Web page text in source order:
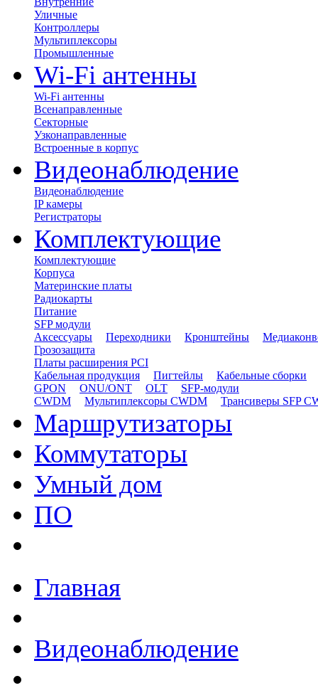
Уличные
Контроллеры
Мультиплексоры
Промышленные
Wi-Fi антенны
Wi-Fi антенны
Всенаправленные
Секторные
Узконаправленные
Встроенные в корпус
Видеонаблюдение
Видеонаблюдение
IP камеры
Регистраторы
Комплектующие
Комплектующие
Корпуса
Материнские платы
Радиокарты
Питание
SFP модули
Аксессуары
Переходники Кронштейны
Грозозащита
Платы расширения PCI
Кабельная продукция
Пигтейлы
Кабельные сборки
GPON
ONU/ONT OLT
SFP-модули
CWDM
Мультиплексоры CWDM Трансиверы SFP
Маршрутизаторы
Коммутаторы
Умный дом
ПО
Главная
Видеонаблюдение